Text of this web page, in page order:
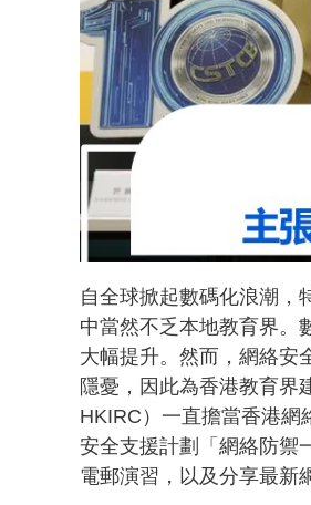
自全球掀起數碼化浪潮，
中當然不乏本地教育界。
大幅提升。然而，網絡安
隱憂，因此為香港教育界
HKIRC）一直擔當香港網
安全支援計劃「網絡防禦
電郵演習，以及分享最新